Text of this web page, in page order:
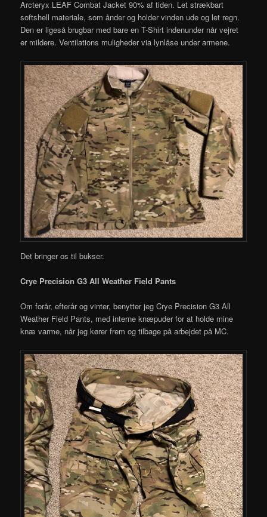
Arcteryx LEAF Combat Jacket 90% af tiden. Let strækbart
softshell materiale, som ånder og holder vinden ude og let regn.
Den er ligeså brugbar med bare en T-Shirt indenunder når vejret
er mildere. Ventilations muligheder via lynlåse under armene.
Det bringer os til bukser.
Crye Precision G3 All Weather Field Pants
Om forår, efterår og vinter, benytter jeg Crye Precision G3 All
Weather Field Pants, med interne knæpuder for at holde mine
knæ varme, når jeg kører frem og tilbage på arbejdet på MC.